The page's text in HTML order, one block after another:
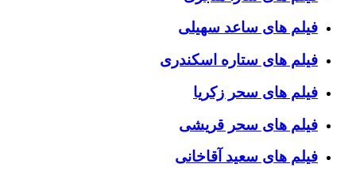
فیلم های ساعد سهیلی
فیلم های ستاره اسکندری
فیلم های سحر زکریا
فیلم های سحر قریشی
فیلم های سعید آقاخانی